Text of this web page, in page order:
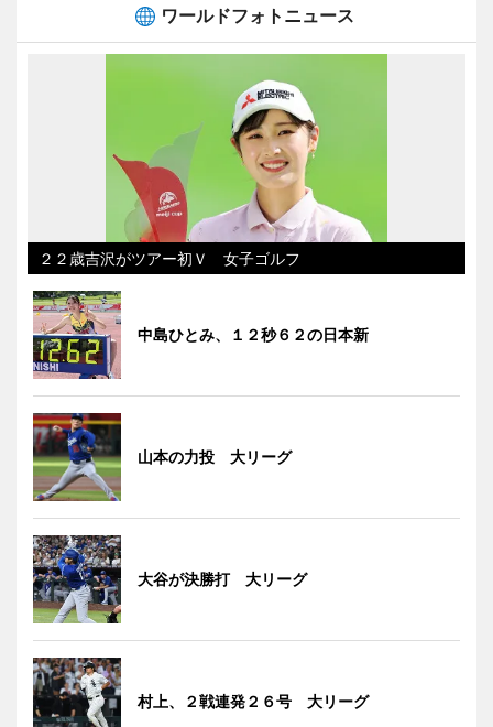
ワールドフォトニュース
２２歳吉沢がツアー初Ｖ 女子ゴルフ
中島ひとみ、１２秒６２の日本新
山本の力投 大リーグ
大谷が決勝打 大リーグ
村上、２戦連発２６号 大リーグ